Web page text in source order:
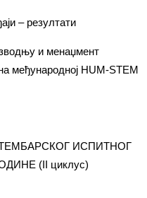
– резултати
и менаџмент
међународној HUM-STEM
ИСПИТНОГ
(II циклус)